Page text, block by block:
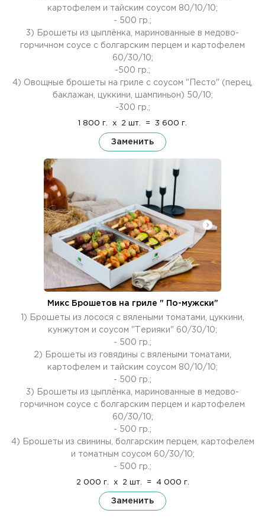
картофелем и тайским соусом 80/10/10;
- 500 гр.;
3) Брошеты из цыплёнка, маринованные в медово-
горчичном соусе с болгарским перцем и картофелем
60/30/10;
-500 гр.;
4) Овощные брошеты на гриле с соусом "Песто" (перец,
баклажан, цуккини, шампиньон) 50/10;
-300 гр.;
1 800 г. x 2 шт. = 3 600 г.
Заменить
Микс Брошетов на гриле " По-мужски"
1) Брошеты из лосося с вялеными томатами, цуккини,
кунжутом и соусом "Терияки" 60/30/10;
- 500 гр.;
2) Брошеты из говядины с вялеными томатами,
картофелем и тайским соусом 80/10/10;
- 500 гр.;
3) Брошеты из цыплёнка, маринованные в медово-
горчичном соусе с болгарским перцем и картофелем
60/30/10;
- 500 гр.;
4) Брошеты из свинины, болгарским перцем, картофелем
и томатным соусом 60/30/10;
- 500 гр.;
2 000 г. x 2 шт. = 4 000 г.
Заменить